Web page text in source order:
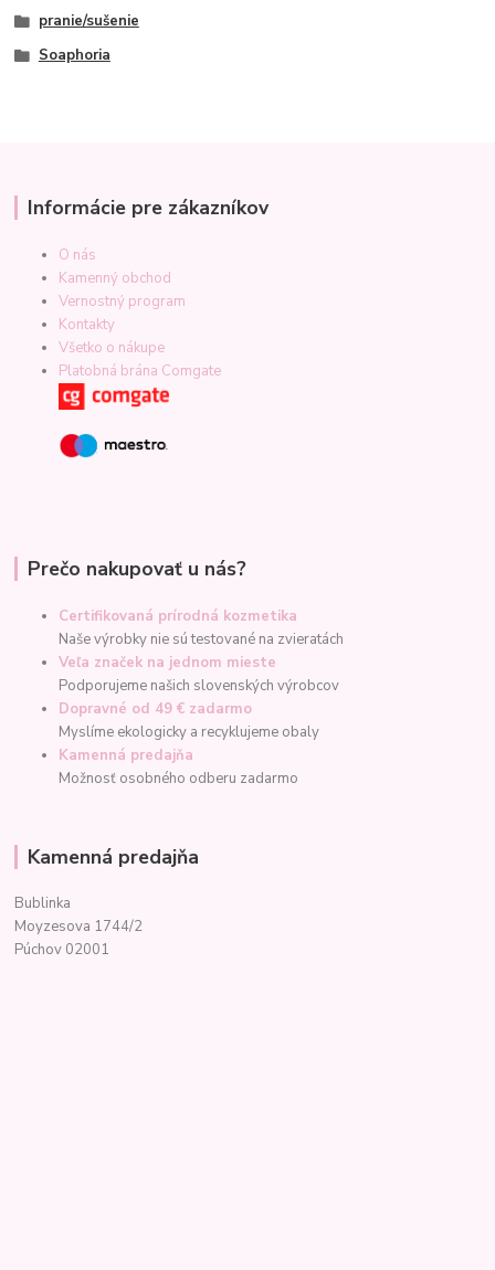
pranie/sušenie
Soaphoria
Informácie pre zákazníkov
O nás
Kamenný obchod
Vernostný program
Kontakty
Všetko o nákupe
Platobná brána Comgate
Prečo nakupovať u nás?
Certifikovaná prírodná kozmetika
Naše výrobky nie sú testované na zvieratách
Veľa značek na jednom mieste
Podporujeme našich slovenských výrobcov
Dopravné od 49 € zadarmo
Myslíme ekologicky a recyklujeme obaly
Kamenná predajňa
Možnosť osobného odberu zadarmo
Kamenná predajňa
Bublinka
Moyzesova 1744/2
Púchov 02001